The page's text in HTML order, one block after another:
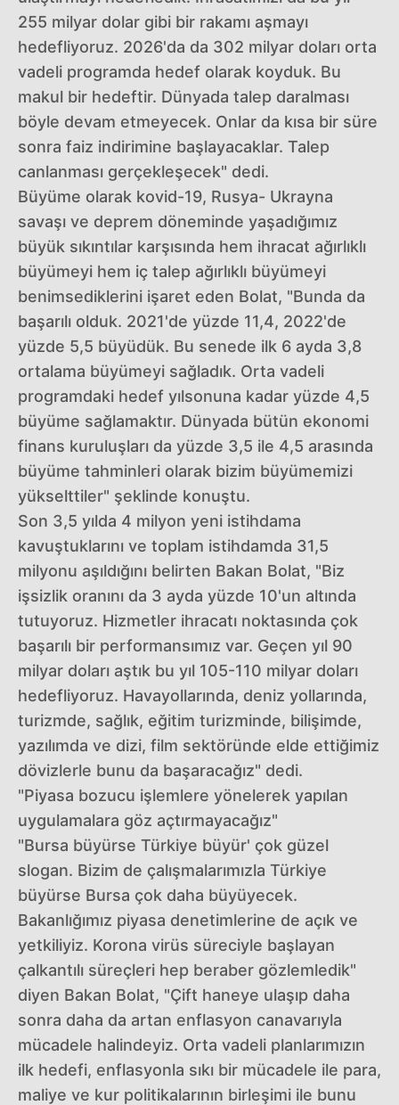
255 milyar dolar gibi bir rakamı aşmayı
hedefliyoruz. 2026'da da 302 milyar doları orta
vadeli programda hedef olarak koyduk. Bu
makul bir hedeftir. Dünyada talep daralması
böyle devam etmeyecek. Onlar da kısa bir süre
sonra faiz indirimine başlayacaklar. Talep
canlanması gerçekleşecek" dedi.
Büyüme olarak kovid-19, Rusya- Ukrayna
savaşı ve deprem döneminde yaşadığımız
büyük sıkıntılar karşısında hem ihracat ağırlıklı
büyümeyi hem iç talep ağırlıklı büyümeyi
benimsediklerini işaret eden Bolat, "Bunda da
başarılı olduk. 2021'de yüzde 11,4, 2022'de
yüzde 5,5 büyüdük. Bu senede ilk 6 ayda 3,8
ortalama büyümeyi sağladık. Orta vadeli
programdaki hedef yılsonuna kadar yüzde 4,5
büyüme sağlamaktır. Dünyada bütün ekonomi
finans kuruluşları da yüzde 3,5 ile 4,5 arasında
büyüme tahminleri olarak bizim büyümemizi
yükselttiler" şeklinde konuştu.
Son 3,5 yılda 4 milyon yeni istihdama
kavuştuklarını ve toplam istihdamda 31,5
milyonu aşıldığını belirten Bakan Bolat, "Biz
işsizlik oranını da 3 ayda yüzde 10'un altında
tutuyoruz. Hizmetler ihracatı noktasında çok
başarılı bir performansımız var. Geçen yıl 90
milyar doları aştık bu yıl 105-110 milyar doları
hedefliyoruz. Havayollarında, deniz yollarında,
turizmde, sağlık, eğitim turizminde, bilişimde,
yazılımda ve dizi, film sektöründe elde ettiğimiz
dövizlerle bunu da başaracağız" dedi.
"Piyasa bozucu işlemlere yönelerek yapılan
uygulamalara göz açtırmayacağız"
"Bursa büyürse Türkiye büyür' çok güzel
slogan. Bizim de çalışmalarımızla Türkiye
büyürse Bursa çok daha büyüyecek.
Bakanlığımız piyasa denetimlerine de açık ve
yetkiliyiz. Korona virüs süreciyle başlayan
çalkantılı süreçleri hep beraber gözlemledik"
diyen Bakan Bolat, "Çift haneye ulaşıp daha
sonra daha da artan enflasyon canavarıyla
mücadele halindeyiz. Orta vadeli planlarımızın
ilk hedefi, enflasyonla sıkı bir mücadele ile para,
maliye ve kur politikalarının birleşimi ile bunu